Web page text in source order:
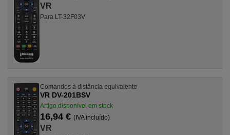
VR
Para LT-32F03V
Comandos à distância equivalente
VR DV-201BSV
Artigo disponível em stock
16,94 € (IVA incluído)
VR